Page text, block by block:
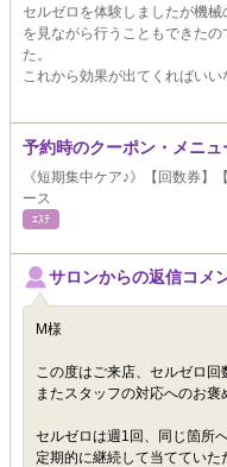
セルゼロを体験しましたが機
を見ながら行うこともできた
た。
これから効果が出てくればいい
予約時のクーポン・メニュ
《短期集中ケア♪》【回数券】
ース
ｴｽﾃ
サロンからの返信コメ
M様
この度はご来店、セルゼロ
またスタッフの対応へのお褒
セルゼロは週1回、同じ箇所
定期的に継続して当ててい